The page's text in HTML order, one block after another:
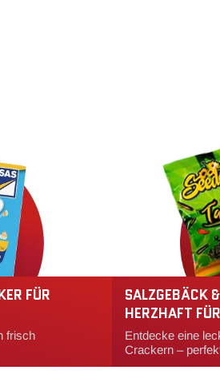
FÜR
frisch
SALZGEBÄCK
HERZHAFT
Entdecke eine
Crackern –